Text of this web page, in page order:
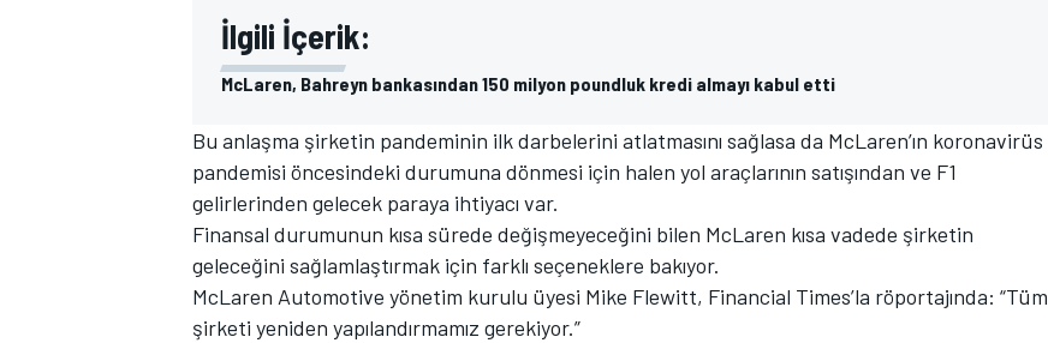
TÜRK SPORCULAR
İlgili İçerik:
McLaren, Bahreyn bankasından 150 milyon poundluk kredi almayı kabul etti
Bu anlaşma şirketin pandeminin ilk darbelerini atlatmasını sağlasa da McLaren’ın koronavirüs
pandemisi öncesindeki durumuna dönmesi için halen yol araçlarının satışından ve F1
gelirlerinden gelecek paraya ihtiyacı var.
Finansal durumunun kısa sürede değişmeyeceğini bilen McLaren kısa vadede şirketin
geleceğini sağlamlaştırmak için farklı seçeneklere bakıyor.
McLaren Automotive yönetim kurulu üyesi Mike Flewitt, Financial Times’la röportajında: “Tüm
şirketi yeniden yapılandırmamız gerekiyor.”